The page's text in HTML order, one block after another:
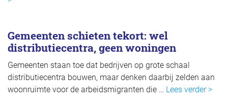
Gemeenten schieten tekort: wel
distributiecentra, geen woningen
Gemeenten staan toe dat bedrijven op grote schaal
distributiecentra bouwen, maar denken daarbij zelden aan
woonruimte voor de arbeidsmigranten die … Lees verder >